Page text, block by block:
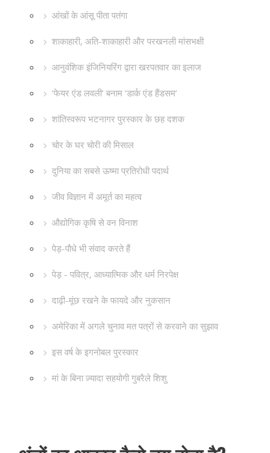
आंखों के आंसू पीता पतंगा
शाकाहारी, अति-शाकाहारी और परखनली मांसभक्षी
आनुवंशिक इंजिनियरिंग द्वारा खरपतवार का इलाज
‘फेयर एंड लवली’ बनाम ‘डार्क एंड हैंडसम’
शांतिस्वरूप भटनागर पुरस्कार के छह दशक
चोर के घर चोरी की मिसाल
दुनिया का सबसे ऊष्मा प्रतिरोधी पदार्थ
जीव विज्ञान में अमूर्त का महत्व
औद्योगिक कृषि से वन विनाश
पेड़-पौधे भी संवाद करते हैं
पेड़ - पवित्र, आध्यात्मिक और धर्म निरपेक्ष
दाढ़ी-मूंछ रखने के फायदे और नुकसान
अमेरिका में अगले चुनाव मत पत्रों से करवाने का सुझाव
इस वर्ष के इगनोबल पुरस्कार
मां के बिना ज़्यादा सहयोगी गुबरैले शिशु